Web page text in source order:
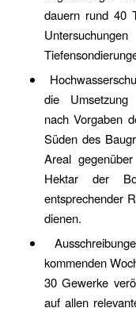
dauern rund 40
die Umsetzung
nach Vorgaben
Süden des
Areal
Hektar der
entsprechender
dienen.
kommenden
30 Gewerke
auf allen